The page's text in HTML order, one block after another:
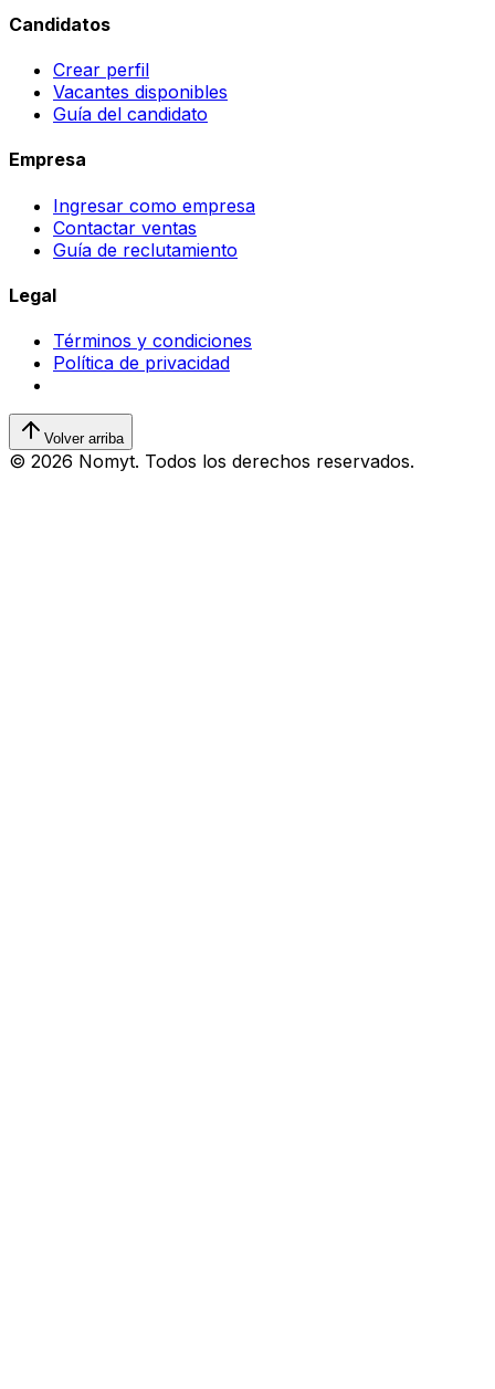
Candidatos
Crear perfil
Vacantes disponibles
Guía del candidato
Empresa
Ingresar como empresa
Contactar ventas
Guía de reclutamiento
Legal
Términos y condiciones
Política de privacidad
Volver arriba
© 2026 Nomyt. Todos los derechos reservados.